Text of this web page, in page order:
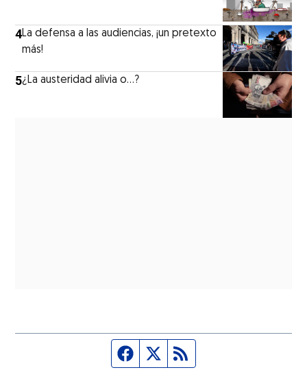
4La defensa a las audiencias, ¡un pretexto
más!
5¿La austeridad alivia o…?
Página de Facebook
Fuente Twitter